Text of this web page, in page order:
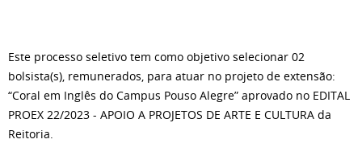
Este processo seletivo tem como objetivo selecionar 02
bolsista(s), remunerados, para atuar no projeto de extensão:
“Coral em Inglês do Campus Pouso Alegre” aprovado no EDITAL
PROEX 22/2023 - APOIO A PROJETOS DE ARTE E CULTURA da
Reitoria.